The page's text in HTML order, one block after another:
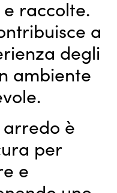
raccolte.
a
degli
ambiente
è
per
e